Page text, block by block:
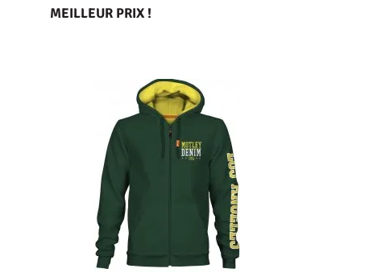
MEILLEUR PRIX !